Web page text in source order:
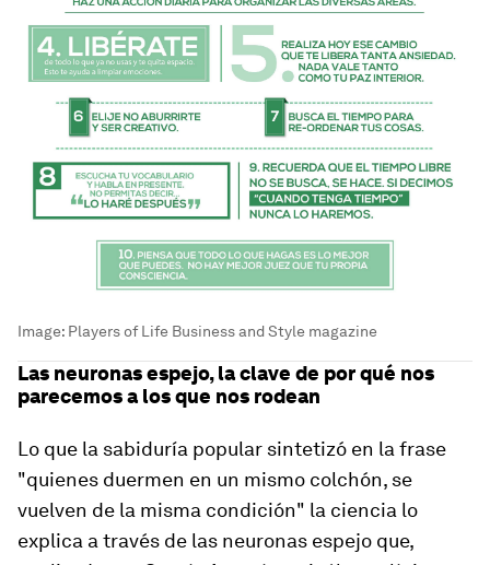
Image: Players of Life Business and Style magazine
Las neuronas espejo, la clave de por qué nos
parecemos a los que nos rodean
Lo que la sabiduría popular sintetizó en la frase
"quienes duermen en un mismo colchón, se
vuelven de la misma condición" la ciencia lo
explica a través de las neuronas espejo que,